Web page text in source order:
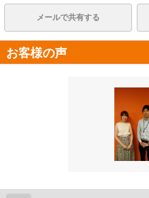
メールで共有する
お客様の声